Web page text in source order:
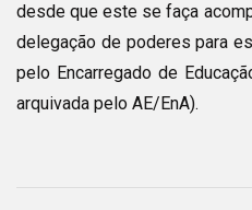
desde que este se faça
delegação de poderes para
pelo Encarregado de
arquivada pelo AE/EnA).